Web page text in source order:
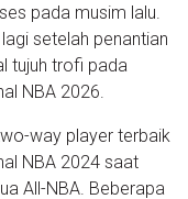
pada musim lalu.
setelah penantian
tujuh trofi pada
NBA 2026.
way player terbaik
NBA 2024 saat
All-NBA. Beberapa